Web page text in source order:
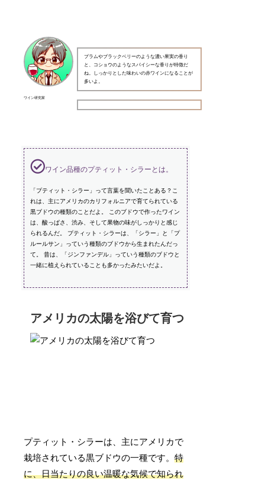
ワイン研究家
プラムやブラックベリーのような濃い果実の香り
と、コショウのようなスパイシーな香りが特徴だ
ね。しっかりとした味わいの赤ワインになることが
多いよ。
ワイン品種のプティット・シラーとは。
「プティット・シラー」って言葉を聞いたことある？こ
れは、主にアメリカのカリフォルニアで育てられている
黒ブドウの種類のことだよ。 このブドウで作ったワイン
は、酸っぱさ、渋み、そして果物の味がしっかりと感じ
られるんだ。 プティット・シラーは、「シラー」と「プ
ルールサン」っていう種類のブドウから生まれたんだっ
て。 昔は、「ジンファンデル」っていう種類のブドウと
一緒に植えられていることも多かったみたいだよ。
アメリカの太陽を浴びて育つ
プティット・シラーは、主にアメリカで
栽培されている黒ブドウの一種です。特
に、日当たりの良い温暖な気候で知られ